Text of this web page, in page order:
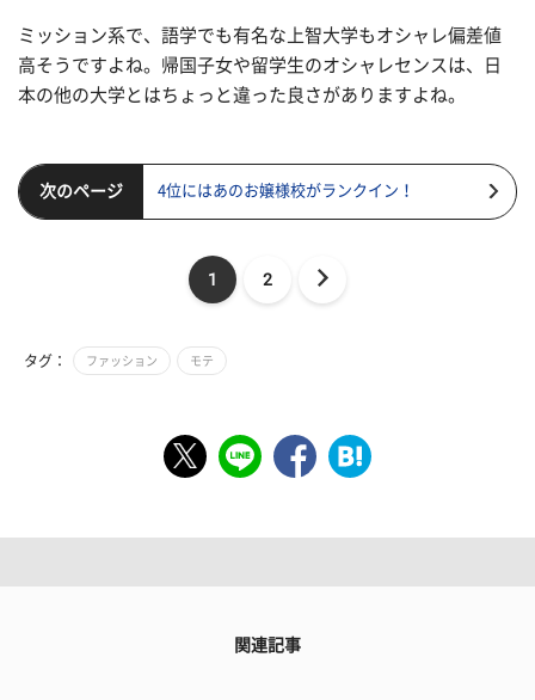
ミッション系で、語学でも有名な上智大学もオシャレ偏差値
高そうですよね。帰国子女や留学生のオシャレセンスは、日
本の他の大学とはちょっと違った良さがありますよね。
次のページ 4位にはあのお嬢様校がランクイン！
1 2
タグ： ファッション モテ
関連記事